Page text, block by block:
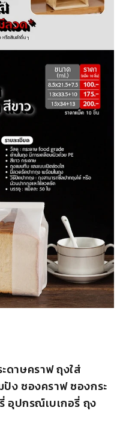
ดาษคราฟ ถุงใส่
ง ซองคราฟ ซองกระ
อุปกรณ์เบเกอรี่ ถุง